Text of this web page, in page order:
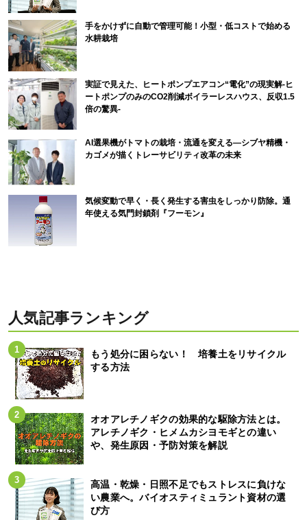
手をかけずに自動で管理可能！小型・低コストで始める
水耕栽培
実証で見えた、ヒートポンプエアコン“電化”の現実解-ヒ
ートポンプのみのCO2削減ボイラーレスハウス、反収1.5
倍の驚異-
AI選果機がトマトの栽培・流通を変える―シブヤ精機・
カゴメが描くトレーサビリティ改革の未来
気候変動で早く・長く発生する害虫をしっかり防除。通
年使える気門封鎖剤『フーモン』
人気記事ランキング
もう処分に困らない！ 培養土をリサイクル
する方法
オオアレチノギクの効果的な駆除方法とは。
アレチノギク・ヒメムカシヨモギとの違い
や、発生原因・予防対策を解説
高温・乾燥・日照不足でもストレスに負けな
い農業へ。バイオスティミュラント資材の選
び方